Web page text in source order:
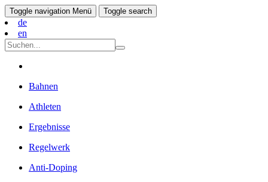
Toggle navigation Menü Toggle search
de
en
Bahnen
Athleten
Ergebnisse
Regelwerk
Anti-Doping